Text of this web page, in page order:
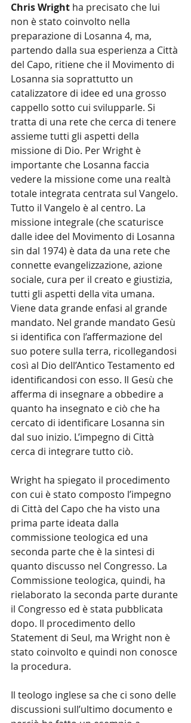
Chris Wright ha precisato che lui
non è stato coinvolto nella
preparazione di Losanna 4, ma,
partendo dalla sua esperienza a Città
del Capo, ritiene che il Movimento di
Losanna sia soprattutto un
catalizzatore di idee ed una grosso
cappello sotto cui svilupparle. Si
tratta di una rete che cerca di tenere
assieme tutti gli aspetti della
missione di Dio. Per Wright è
importante che Losanna faccia
vedere la missione come una realtà
totale integrata centrata sul Vangelo.
Tutto il Vangelo è al centro. La
missione integrale (che scaturisce
dalle idee del Movimento di Losanna
sin dal 1974) è data da una rete che
connette evangelizzazione, azione
sociale, cura per il creato e giustizia,
tutti gli aspetti della vita umana.
Viene data grande enfasi al grande
mandato. Nel grande mandato Gesù
si identifica con l’affermazione del
suo potere sulla terra, ricollegandosi
così al Dio dell’Antico Testamento ed
identificandosi con esso. Il Gesù che
afferma di insegnare a obbedire a
quanto ha insegnato e ciò che ha
cercato di identificare Losanna sin
dal suo inizio. L’impegno di Città
cerca di integrare tutto ciò.
Wright ha spiegato il procedimento
con cui è stato composto l’impegno
di Città del Capo che ha visto una
prima parte ideata dalla
commissione teologica ed una
seconda parte che è la sintesi di
quanto discusso nel Congresso. La
Commissione teologica, quindi, ha
rielaborato la seconda parte durante
il Congresso ed è stata pubblicata
dopo. Il procedimento dello
Statement di Seul, ma Wright non è
stato coinvolto e quindi non conosce
la procedura.
Il teologo inglese sa che ci sono delle
discussioni sull’ultimo documento e